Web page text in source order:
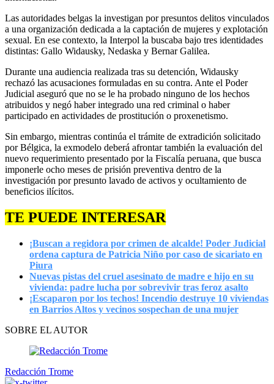
Las autoridades belgas la investigan por presuntos delitos vinculados
a una organización dedicada a la captación de mujeres y explotación
sexual. En ese contexto, la Interpol la buscaba bajo tres identidades
distintas: Gallo Widausky, Nedaska y Bernar Galilea.
Durante una audiencia realizada tras su detención, Widausky
rechazó las acusaciones formuladas en su contra. Ante el Poder
Judicial aseguró que no se le ha probado ninguno de los hechos
atribuidos y negó haber integrado una red criminal o haber
participado en actividades de prostitución o proxenetismo.
Sin embargo, mientras continúa el trámite de extradición solicitado
por Bélgica, la exmodelo deberá afrontar también la evaluación del
nuevo requerimiento presentado por la Fiscalía peruana, que busca
imponerle ocho meses de prisión preventiva dentro de la
investigación por presunto lavado de activos y ocultamiento de
beneficios ilícitos.
TE PUEDE INTERESAR
¡Buscan a regidora por crimen de alcalde! Poder Judicial
ordena captura de Patricia Niño por caso de sicariato en
Piura
Nuevas pistas del cruel asesinato de madre e hijo en su
vivienda: padre lucha por sobrevivir tras feroz asalto
¡Escaparon por los techos! Incendio destruye 10 viviendas
en Barrios Altos y vecinos sospechan de una mujer
SOBRE EL AUTOR
Redacción Trome